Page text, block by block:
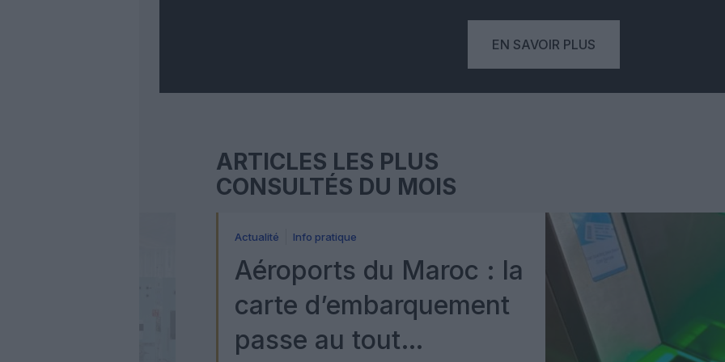
EN SAVOIR PLUS
ARTICLES LES PLUS
CONSULTÉS DU MOIS
Actualité Info pratique
Aéroports du Maroc : la
carte d’embarquement
passe au tout